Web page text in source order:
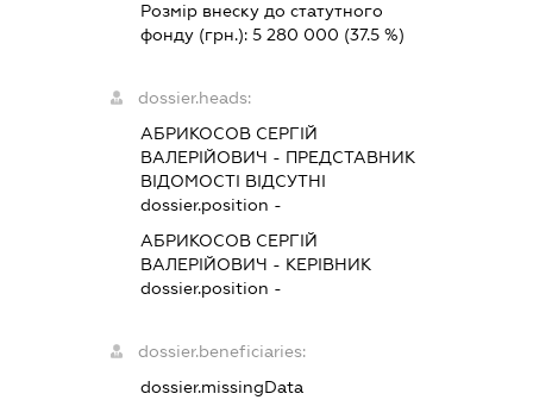
Розмір внеску до статутного
фонду (грн.):5 280 000 (37.5 %)
dossier.heads:
АБРИКОСОВ СЕРГІЙ
ВАЛЕРІЙОВИЧ - ПРЕДСТАВНИК
ВІДОМОСТІ ВІДСУТНІ
dossier.position -
АБРИКОСОВ СЕРГІЙ
ВАЛЕРІЙОВИЧ - КЕРІВНИК
dossier.position -
dossier.beneficiaries:
dossier.missingData